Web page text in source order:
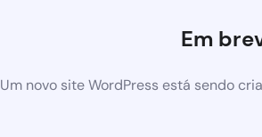
Em
Um novo site WordPress está sendo